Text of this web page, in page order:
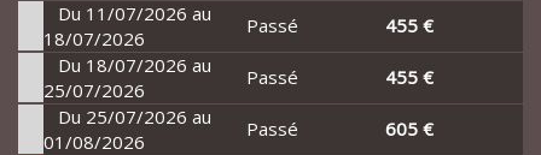
Du 11/07/2026 au
18/07/2026
Passé
455 €
Du 18/07/2026 au
25/07/2026
Passé
455 €
Du 25/07/2026 au
01/08/2026
Passé
605 €